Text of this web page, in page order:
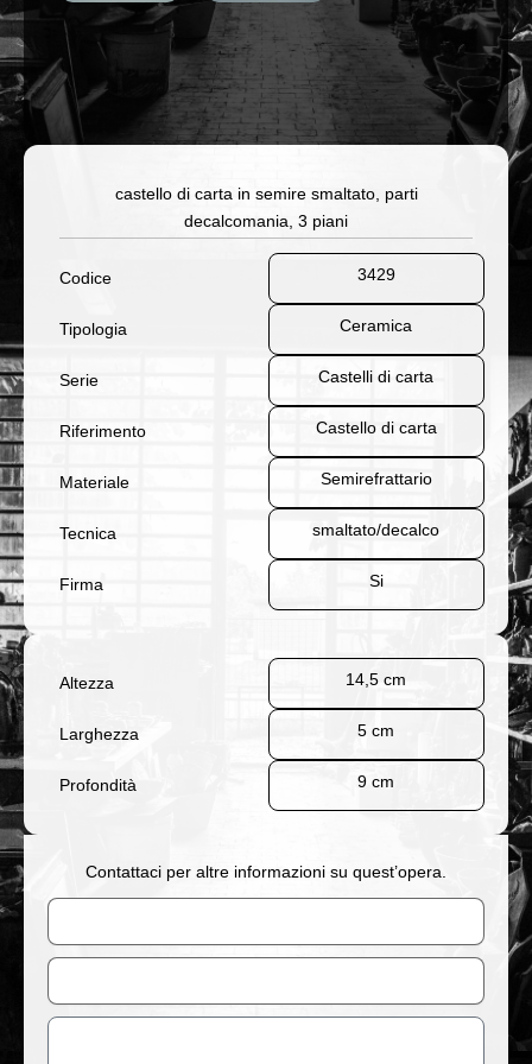
castello di carta in semire smaltato, parti
decalcomania, 3 piani
Codice 3429
Tipologia Ceramica
Serie Castelli di carta
Riferimento Castello di carta
Materiale Semirefrattario
Tecnica smaltato/decalco
Firma Si
Altezza 14,5 cm
Larghezza 5 cm
Profondità 9 cm
Contattaci per altre informazioni su quest’opera.
Nome
Email
Messaggio